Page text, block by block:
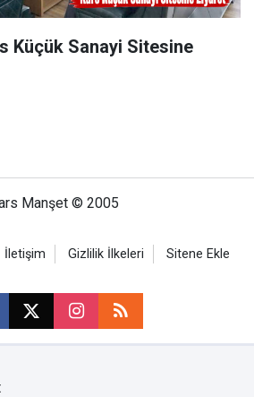
Küçük Sanayi Sitesine
Manşet © 2005
İletişim Gizlilik İlkeleri Sitene Ekle